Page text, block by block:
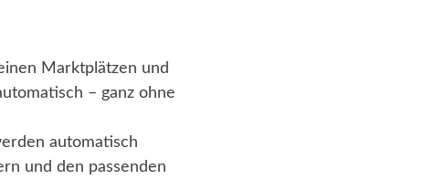
Marktplätzen und
– ganz ohne
automatisch
und den passenden